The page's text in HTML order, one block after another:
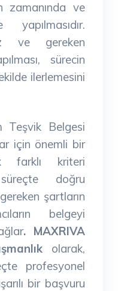
zamanında ve
ve gereken
sürecin
ilerlemesini
Teşvik Belgesi
için önemli bir
farklı kriteri
doğru
şartların
belgeyi
. MAXRIVA
olarak,
profesyonel
bir başvuru